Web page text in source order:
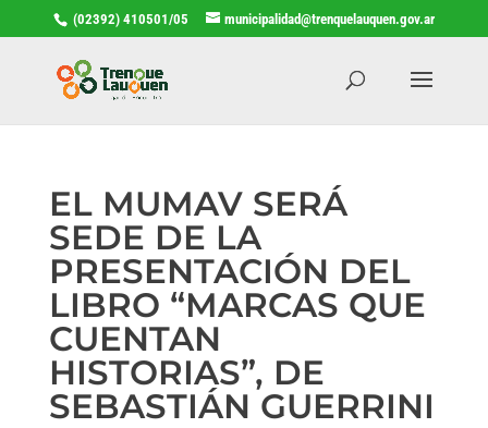
(02392) 410501/05 municipalidad@trenquelauquen.gov.ar
EL MUMAV SERÁ
SEDE DE LA
PRESENTACIÓN DEL
LIBRO “MARCAS QUE
CUENTAN
HISTORIAS”, DE
SEBASTIÁN GUERRINI